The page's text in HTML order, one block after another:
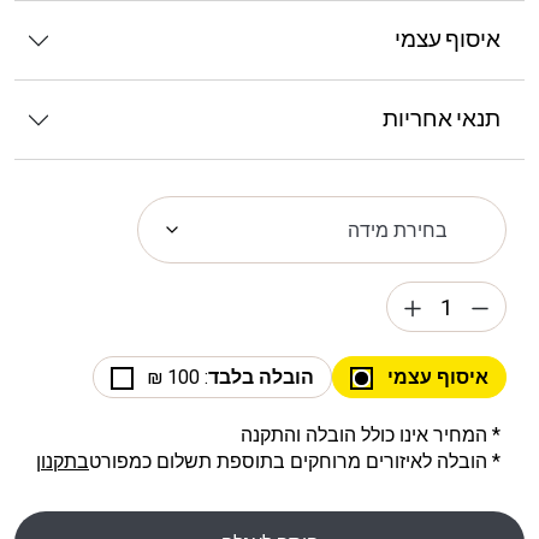
איסוף עצמי
תנאי אחריות
איסוף עצמי הובלה בלבד: 100 ₪
* המחיר אינו כולל הובלה והתקנה
* הובלה לאיזורים מרוחקים בתוספת תשלום כמפורטבתקנון